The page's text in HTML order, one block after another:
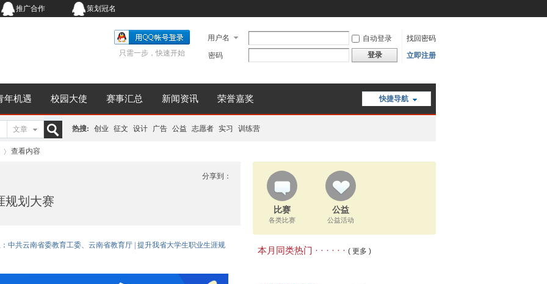
推广合作 策划冠名
用户名 自动登录
找回密码
密码
登录 立即注册
只需一步，快速开始
快捷导航
年机遇 校园大使 赛事汇总 新闻资讯 荣誉嘉奖
文章
索
热搜: 创业 征文 设计 广告 公益 志愿者 实习 训练营
查看内容
分享到：
规划大赛
中共云南省委教育工委、云南省教育厅 | 提升我省大学生职业生涯规
比赛
各类比赛
公益
公益活动
本月同类热门 · · · · · · ( 更多 )